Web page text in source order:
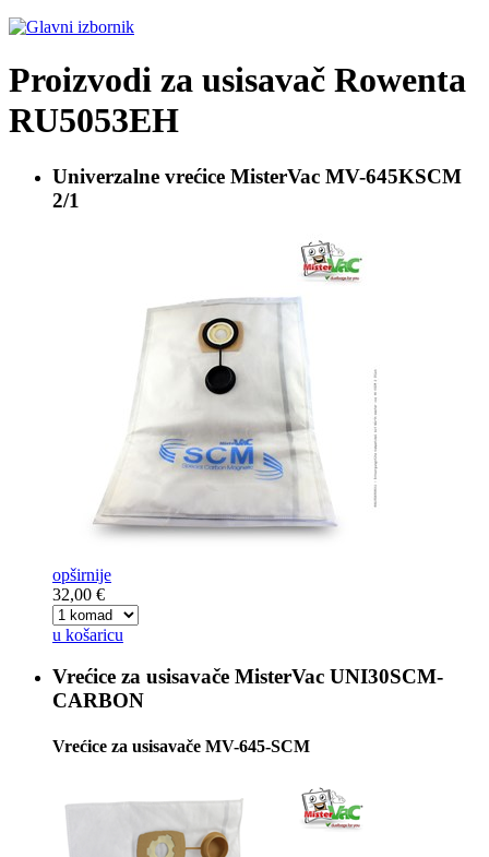
Proizvodi za usisavač Rowenta
RU5053EH
Univerzalne vrećice MisterVac MV-645KSCM
2/1
opširnije
32,00 €
u košaricu
Vrećice za usisavače MisterVac UNI30SCM-
CARBON
Vrećice za usisavače MV-645-SCM